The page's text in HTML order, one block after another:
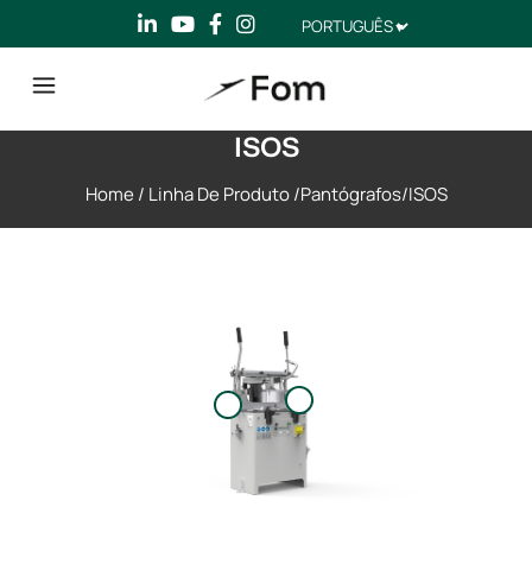
Escolha
um
idioma
ISOS
Home / Linha De Produto /Pantógrafos/ISOS